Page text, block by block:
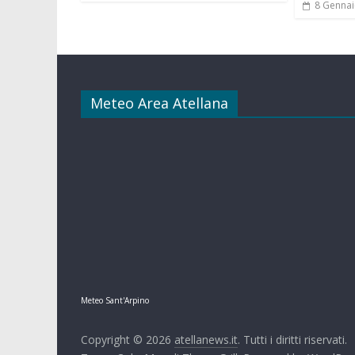
8
Meteo Area Atellana
Meteo Sant'Arpino
Copyright © 2026 atellanews.it. Tutti i diritti riservati.